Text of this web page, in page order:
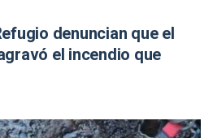
denuncian que el
el incendio que